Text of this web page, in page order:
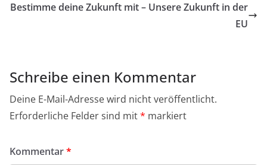
Bestimme deine Zukunft mit – Unsere Zukunft in der
EU
Schreibe einen Kommentar
Deine E-Mail-Adresse wird nicht veröffentlicht.
Erforderliche Felder sind mit* markiert
Kommentar*